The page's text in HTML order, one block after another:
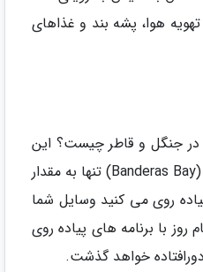
هوا، پشه بند و غذاهای
در جنگل و قاطر چیست؟ این
تجربه چیزی است که در ورانا با آن روبه رو خواهید شد، جایی که قایق سواری از خلیج باندراس (Banderas Bay) تنها به مقدار
روی می کنید وسایل شما
با برنامه های پیاده روی
خواهد گذشت.